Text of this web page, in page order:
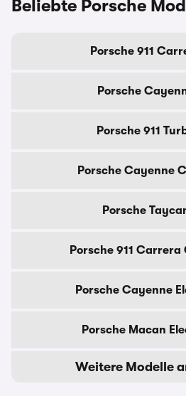
Beliebte Porsche
Porsche 911
Porsche
Porsche 911
Porsche Cayenne
Porsche
Porsche 911 Carrera
Porsche Cayenne
Porsche Macan
Weitere Modelle